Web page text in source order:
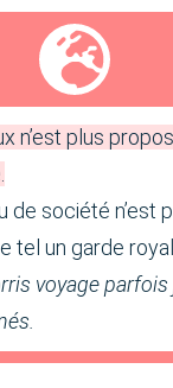
n’est plus
de société n’est
tel un garde royal.
voyage